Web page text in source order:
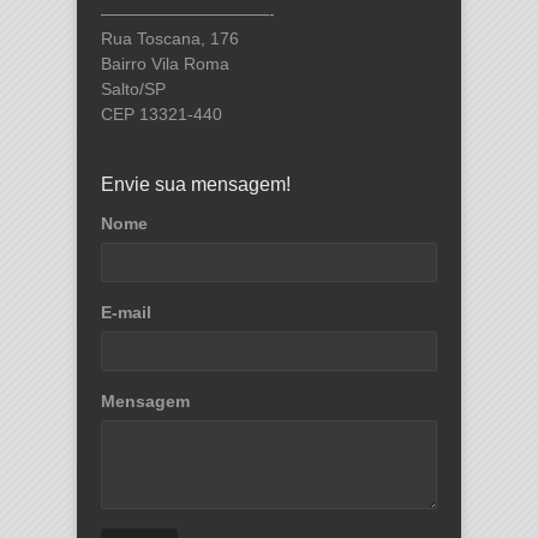
——————————-
Rua Toscana, 176
Bairro Vila Roma
Salto/SP
CEP 13321-440
Envie sua mensagem!
Nome
E-mail
Mensagem